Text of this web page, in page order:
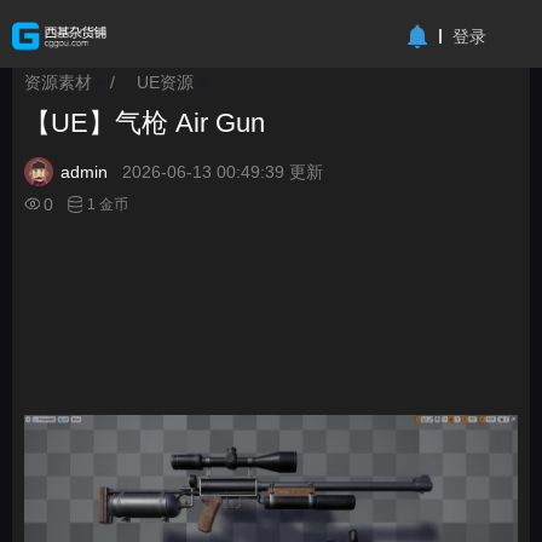
登录
资源素材 / UE资源
【UE】气枪 Air Gun
admin
2026-06-13 00:49:39 更新
0
1 金币